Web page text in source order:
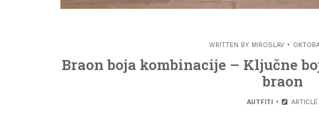
WRITTEN BY MIROSLAV
Braon boja kombinacije – Ključne
braon
AUTFITI ARTICLE